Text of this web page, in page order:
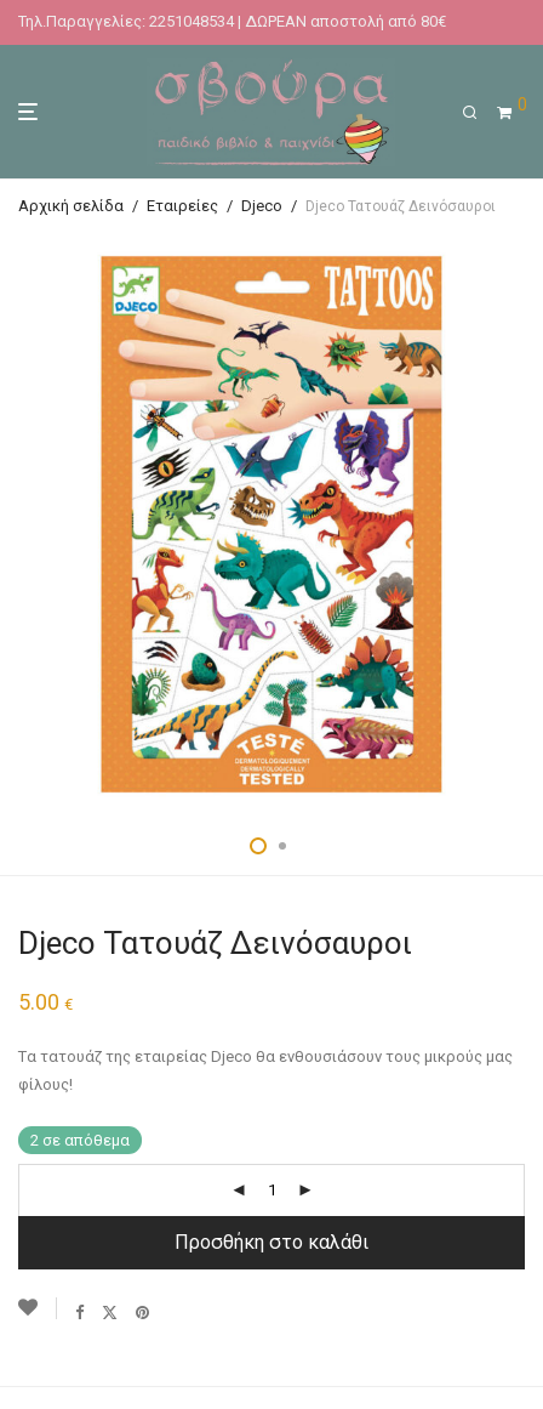
Τηλ.Παραγγελίες: 2251048534 | ΔΩΡΕΑΝ αποστολή από 80€
0
Αρχική σελίδα / Εταιρείες / Djeco / Djeco Τατουάζ Δεινόσαυροι
Djeco Τατουάζ Δεινόσαυροι
5.00 €
Tα τατουάζ της εταιρείας Djeco θα ενθουσιάσουν τους μικρούς μας
φίλους!
2 σε απόθεμα
Προσθήκη στο καλάθι